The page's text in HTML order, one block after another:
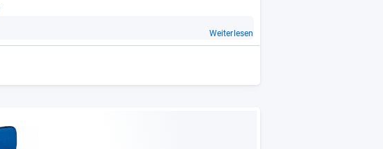
Weiterlesen